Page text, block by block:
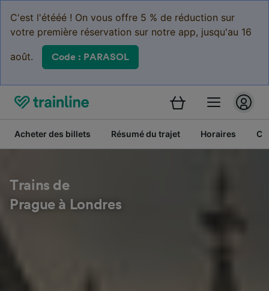
C'est l'étééé ! On vous offre 5 % de réduction sur
votre première réservation sur notre app, jusqu'au 16
août. Code : PARASOL
Acheter des billets Résumé du trajet Horaires
Trains de
Prague à Londres